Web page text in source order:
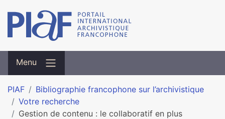
Menu
PIAF
Bibliographie francophone sur l’archivistique
Votre recherche
Gestion de contenu : le collaboratif en plus